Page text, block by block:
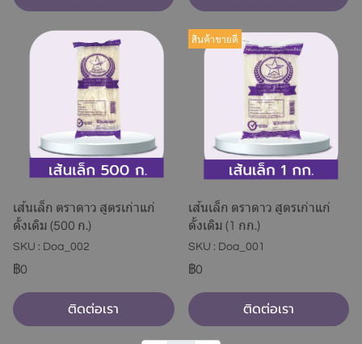
เส้นเล็ก ตราดาว สูตรเก่าแก่
ดั้งเดิม (500 ก.)
SKU : Doa_002
฿0
ติดต่อเรา
สินค้าขายดี
เส้นเล็ก ตราดาว สูตรเก่าแก่
ดั้งเดิม (1 กก.)
SKU : Doa_001
฿0
ติดต่อเรา